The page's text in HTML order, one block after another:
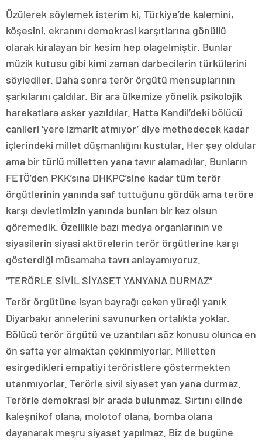
Üzülerek söylemek isterim ki, Türkiye’de kalemini,
köşesini, ekranını demokrasi karşıtlarına gönüllü
olarak kiralayan bir kesim hep olagelmiştir. Bunlar
müzik kutusu gibi kimi zaman darbecilerin türkülerini
söylediler. Daha sonra terör örgütü mensuplarının
şarkılarını çaldılar. Bir ara ülkemize yönelik psikolojik
harekatlara asker yazıldılar. Hatta Kandil’deki bölücü
canileri ‘yere izmarit atmıyor’ diye methedecek kadar
içlerindeki millet düşmanlığını kustular. Her şey oldular
ama bir türlü milletten yana tavır alamadılar. Bunların
FETÖ’den PKK’sına DHKPC’sine kadar tüm terör
örgütlerinin yanında saf tuttuğunu gördük ama teröre
karşı devletimizin yanında bunları bir kez olsun
göremedik. Özellikle bazı medya organlarının ve
siyasilerin siyasi aktörelerin terör örgütlerine karşı
gösterdiği müsamaha tavrı anlayamıyoruz.
“TERÖRLE SİVİL SİYASET YANYANA DURMAZ”
Terör örgütüne isyan bayrağı çeken yüreği yanık
Diyarbakır annelerini savunurken ortalıkta yoklar.
Bölücü terör örgütü ve uzantıları söz konusu olunca en
ön safta yer almaktan çekinmiyorlar. Milletten
esirgedikleri empatiyi teröristlere göstermekten
utanmıyorlar. Terörle sivil siyaset yan yana durmaz.
Terörle demokrasi bir arada bulunmaz. Sırtını elinde
kaleşnikof olana, molotof olana, bomba olana
dayanarak meşru siyaset yapılmaz. Biz de bugüne